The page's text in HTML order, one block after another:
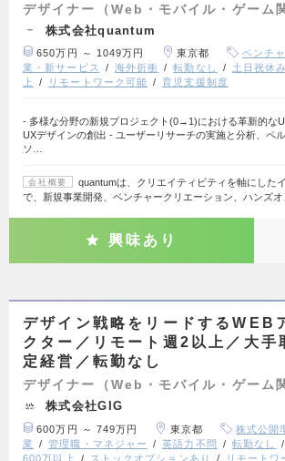
デザイナー（Web・モバイル・ゲーム
株式会社quantum
650万円 ～ 1049万円 東京都 ベンチ
業・新サービス
海外折衝 転勤なし 土日祝休み
上
リモートワーク可能 育児支援制度
- 多様な分野の新規プロジェクト(0→1)における革新的なUI
UXデザインの創出 - ユーザーリサーチの実施と分析、ペル
ソ…
会社概要
quantumは、クリエイティビティを軸にした
で、新規事業開発、ベンチャークリエーション、ハンズ
興味あり
デザイン戦略をリードするWEB
クター／リモート週2以上／大手
定経営／転勤なし
デザイナー（Web・モバイル・ゲーム
株式会社GIG
600万円 ～ 749万円 東京都 株式公開
業
管理職・マネジャー 英語力不問 転勤なし
600万以上
ストックオプションあり リモートワ